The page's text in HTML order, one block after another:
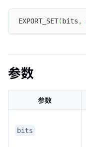
EXPORT_SET( bits ,
参数
参数
bits